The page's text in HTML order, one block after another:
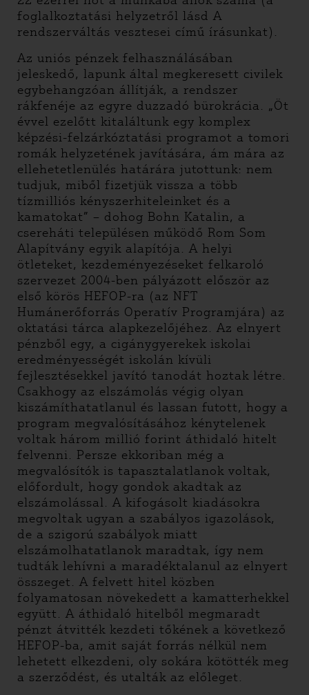
foglalkoztatási helyzetről lásd A
rendszerváltás vesztesei című írásunkat).
Az uniós pénzek felhasználásában
jeleskedő, lapunk által megkeresett civilek
egybehangzóan állítják, a rendszer
rákfenéje az egyre duzzadó bürokrácia. „Öt
évvel ezelőtt kitaláltunk egy komplex
képzési-felzárkóztatási programot a tomori
romák helyzetének javítására, ám mára az
ellehetetlenülés határára jutottunk: nem
tudjuk, miből fizetjük vissza a több
tízmilliós kényszerhiteleinket és a
kamatokat” – dohog Bohn Katalin, a
csereháti településen működő Rom Som
Alapítvány egyik alapítója. A helyi
ötleteket, kezdeményezéseket felkaroló
szervezet 2004-ben pályázott először az
első körös HEFOP-ra (az NFT
Humánerőforrás Operatív Programjára) az
oktatási tárca alapkezelőjéhez. Az elnyert
pénzből egy, a cigánygyerekek iskolai
eredményességét iskolán kívüli
fejlesztésekkel javító tanodát hoztak létre.
Csakhogy az elszámolás végig olyan
kiszámíthatatlanul és lassan futott, hogy a
program megvalósításához kénytelenek
voltak három millió forint áthidaló hitelt
felvenni. Persze ekkoriban még a
megvalósítók is tapasztalatlanok voltak,
előfordult, hogy gondok akadtak az
elszámolással. A kifogásolt kiadásokra
megvoltak ugyan a szabályos igazolások,
de a szigorú szabályok miatt
elszámolhatatlanok maradtak, így nem
tudták lehívni a maradéktalanul az elnyert
összeget. A felvett hitel közben
folyamatosan növekedett a kamatterhekkel
együtt. A áthidaló hitelből megmaradt
pénzt átvitték kezdeti tőkének a következő
HEFOP-ba, amit saját forrás nélkül nem
lehetett elkezdeni, oly sokára kötötték meg
a szerződést, és utalták az előleget.